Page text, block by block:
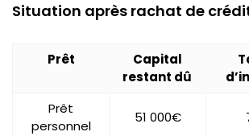
Situation après rachat de
Prêt
Capital
restant dû
Prêt
personnel
51 000€